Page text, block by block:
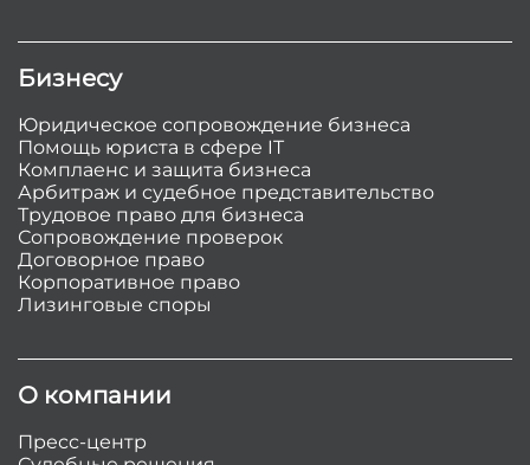
Бизнесу
Юридическое сопровождение бизнеса
Помощь юриста в сфере IT
Комплаенс и защита бизнеса
Арбитраж и судебное представительство
Трудовое право для бизнеса
Сопровождение проверок
Договорное право
Корпоративное право
Лизинговые споры
О компании
Пресс-центр